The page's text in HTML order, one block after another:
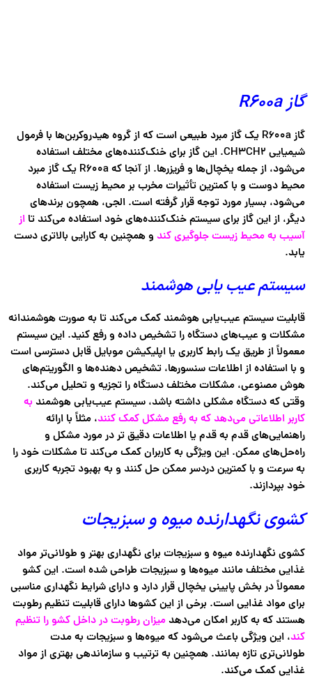
گاز R600a
گاز R600a یک گاز مبرد طبیعی است که از گروه هیدروکربن‌ها با فرمول
شیمیایی CH3CH2. این گاز برای خنک‌کننده‌های مختلف استفاده
می‌شود، از جمله یخچال‌ها و فریزرها. از آنجا که R600a یک گاز مبرد
محیط دوست و با کمترین تأثیرات مخرب بر محیط زیست استفاده
می‌شود، بسیار مورد توجه قرار گرفته است. الجی، همچون برندهای
دیگر، از این گاز برای سیستم خنک‌کننده‌های خود استفاده می‌کند تا از
آسیب به محیط زیست جلوگیری کند و همچنین به کارایی بالاتری دست
یابد.
سیستم عیب یابی هوشمند
قابلیت سیستم عیب‌یابی هوشمند کمک می‌کند تا به صورت هوشمندانه
مشکلات و عیب‌های دستگاه را تشخیص داده و رفع کنید. این سیستم
معمولاً از طریق یک رابط کاربری یا اپلیکیشن موبایل قابل دسترسی است
و با استفاده از اطلاعات سنسورها، تشخیص دهنده‌ها و الگوریتم‌های
هوش مصنوعی، مشکلات مختلف دستگاه را تجزیه و تحلیل می‌کند.
وقتی که دستگاه مشکلی داشته باشد، سیستم عیب‌یابی هوشمند به
کاربر اطلاعاتی می‌دهد که به رفع مشکل کمک کنند، مثلاً با ارائه
راهنمایی‌های قدم به قدم یا اطلاعات دقیق تر در مورد مشکل و
راه‌حل‌های ممکن. این ویژگی به کاربران کمک می‌کند تا مشکلات خود را
به سرعت و با کمترین دردسر ممکن حل کنند و به بهبود تجربه کاربری
خود بپردازند.
کشوی نگهدارنده میوه و سبزیجات
کشوی نگهدارنده میوه و سبزیجات برای نگهداری بهتر و طولانی‌تر مواد
غذایی مختلف مانند میوه‌ها و سبزیجات طراحی شده است. این کشو
معمولاً در بخش پایینی یخچال قرار دارد و دارای شرایط نگهداری مناسبی
برای مواد غذایی است. برخی از این کشوها دارای قابلیت تنظیم رطوبت
هستند که به کاربر امکان می‌دهدمیزان رطوبت در داخل کشو را تنظیم
کند، این ویژگی باعث می‌شود که میوه‌ها و سبزیجات به مدت
طولانی‌تری تازه بمانند. همچنین به ترتیب و سازماندهی بهتری از مواد
غذایی کمک می‌کند.